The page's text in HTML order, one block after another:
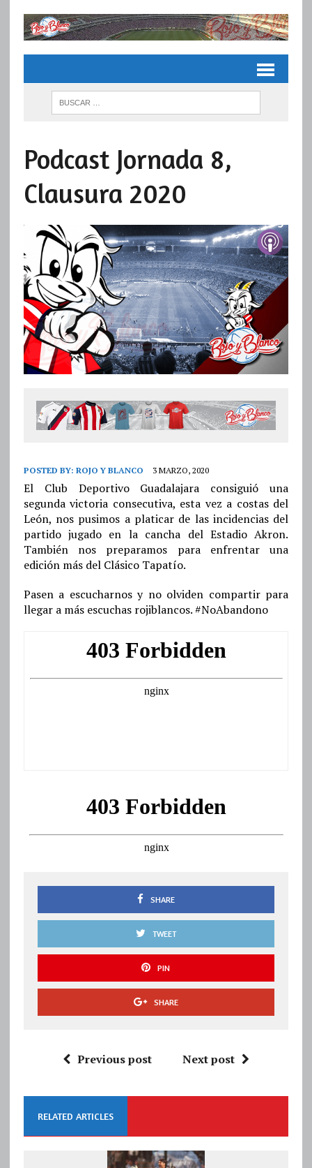
Podcast Jornada 8,
Clausura 2020
POSTED BY: ROJO Y BLANCO 3 MARZO, 2020
El Club Deportivo Guadalajara consiguió una
segunda victoria consecutiva, esta vez a costas del
León, nos pusimos a platicar de las incidencias del
partido jugado en la cancha del Estadio Akron.
También nos preparamos para enfrentar una
edición más del Clásico Tapatío.
Pasen a escucharnos y no olviden compartir para
llegar a más escuchas rojiblancos. #NoAbandono
SHARE
TWEET
PIN
SHARE
Previous post Next post
RELATED ARTICLES